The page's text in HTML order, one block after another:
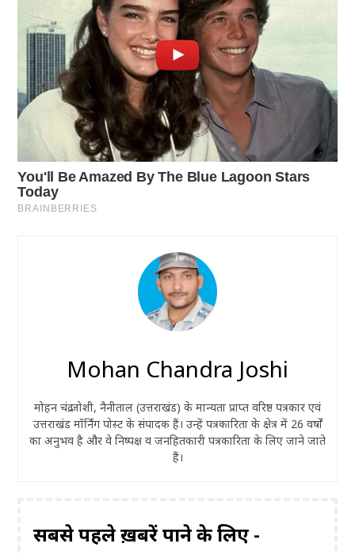
Mohan Chandra Joshi
मोहन चंद्र जोशी, नैनीताल (उत्तराखंड) के मान्यता प्राप्त वरिष्ठ पत्रकार एवं
उत्तराखंड मॉर्निंग पोस्ट के संपादक हैं। उन्हें पत्रकारिता के क्षेत्र में 26 वर्षों
का अनुभव है और वे निष्पक्ष व जनहितकारी पत्रकारिता के लिए जाने जाते
हैं।
सबसे पहले ख़बरें पाने के लिए -